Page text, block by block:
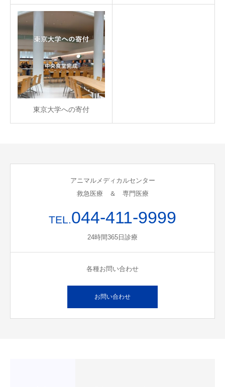
東京大学への寄付
アニマルメディカルセンター
救急医療 ＆ 専門医療
TEL.044-411-9999
24時間365日診療
各種お問い合わせ
お問い合わせ